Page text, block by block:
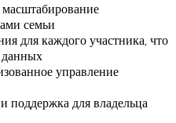
семьи
для каждого участника, что
данных
управление
поддержка для владельца